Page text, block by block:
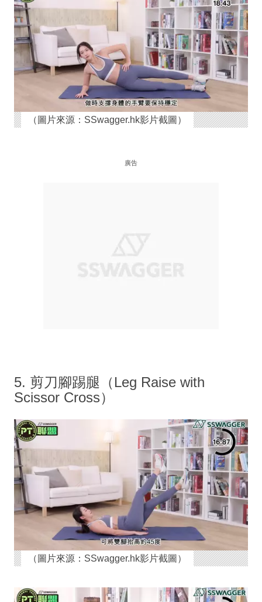
（圖片來源：SSwagger.hk影片截圖）
廣告
5. 剪刀腳踢腿（Leg Raise with
Scissor Cross）
（圖片來源：SSwagger.hk影片截圖）